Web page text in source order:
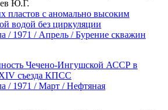
Ю.Г.
пластов с аномально высоким
водой без циркуляции
/ 1971 / Апрель / Бурение скважин
Чечено-Ингушской АССР в
съезда КПСС
/ 1971 /Март / Нефтяная